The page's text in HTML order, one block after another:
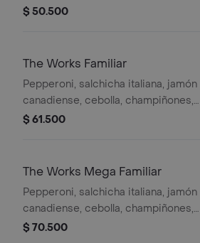
pimentón verde y aceitunas negras. -
Pepperoncini.
$ 50.500
The Works Familiar
Pepperoni, salchicha italiana, jamón
canadiense, cebolla, champiñones,
pimentón verde y aceitunas negras. -
Pepperoncini.
$ 61.500
The Works Mega Familiar
Pepperoni, salchicha italiana, jamón
canadiense, cebolla, champiñones,
pimentón verde y aceitunas negras. -
$ 70.500